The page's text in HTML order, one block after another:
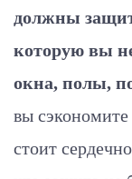
должны
которую вы
окна, полы,
вы
стоит